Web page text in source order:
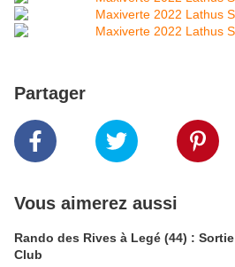
Partager
Vous aimerez aussi
Rando des Rives à Legé (44) : Sortie
Club